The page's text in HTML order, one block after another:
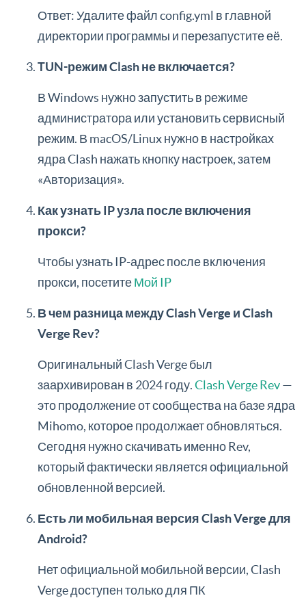
Ответ: Удалите файл config.yml в главной
директории программы и перезапустите её.
TUN-режим Clash не включается?
В Windows нужно запустить в режиме
администратора или установить сервисный
режим. В macOS/Linux нужно в настройках
ядра Clash нажать кнопку настроек, затем
«Авторизация».
Как узнать IP узла после включения
прокси?
Чтобы узнать IP-адрес после включения
прокси, посетитеМой IP
В чем разница между Clash Verge и Clash
Verge Rev?
Оригинальный Clash Verge был
заархивирован в 2024 году.Clash Verge Rev—
это продолжение от сообщества на базе ядра
Mihomo, которое продолжает обновляться.
Сегодня нужно скачивать именно Rev,
который фактически является официальной
обновленной версией.
Есть ли мобильная версия Clash Verge для
Android?
Нет официальной мобильной версии, Clash
Verge доступен только для ПК